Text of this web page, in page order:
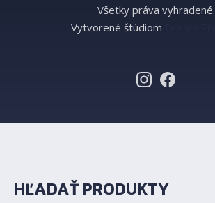
Všetky práva vyhradené.
Vytvorené štúdiom
HĽADAŤ PRODUKTY